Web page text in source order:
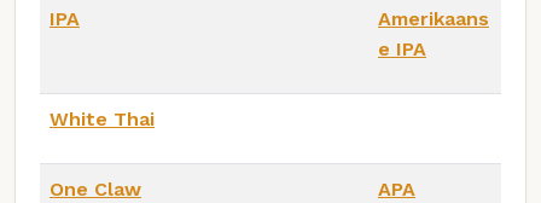
IPA
Amerikaans
e IPA
White Thai
One Claw APA